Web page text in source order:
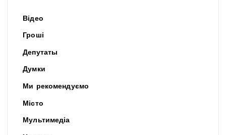
Відео
Гроші
Депутаты
Думки
Ми рекомендуємо
Місто
Мультимедіа